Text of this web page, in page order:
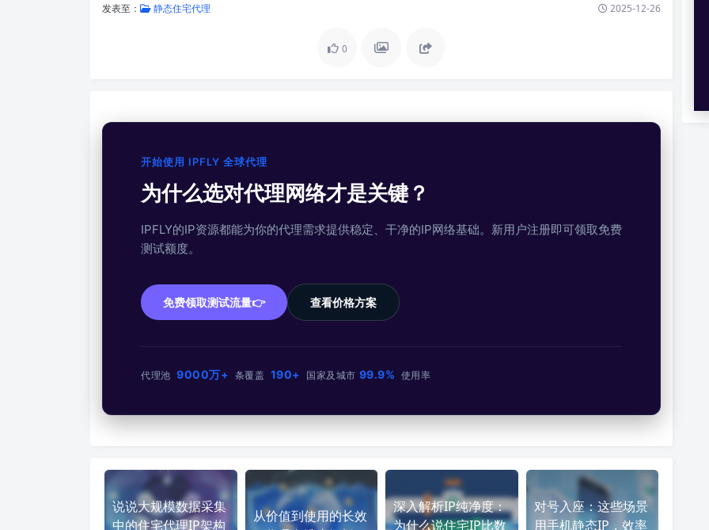
发表至： 静态住宅代理 2025-12-26
0
开始使用 IPFLY 全球代理
为什么选对代理网络才是关键？
IPFLY的IP资源都能为你的代理需求提供稳定、干净的IP网络基础。新用户注册即可领取免费
测试额度。
免费领取测试流量👉 查看价格方案
代理池 9000万+ 条覆盖 190+ 国家及城市 99.9% 使用率
说说大规模数据采集
中的住宅代理IP架构
从价值到使用的长效
深入解析IP纯净度：
为什么说住宅IP比数
对号入座：这些场景
用手机静态IP，效率